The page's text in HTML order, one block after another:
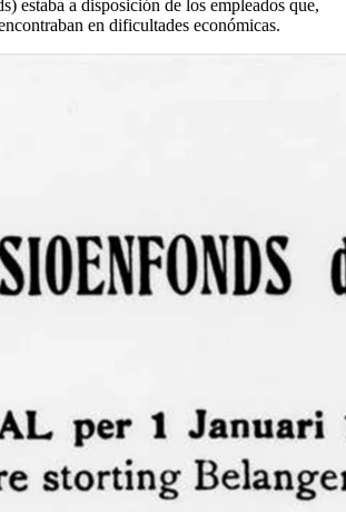
estaba a disposición de los empleados que,
en dificultades económicas.